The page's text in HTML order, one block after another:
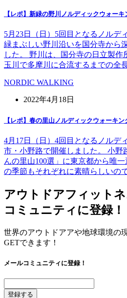
【レポ】新緑の野川ノルディックウォー
5月23日（日）5回目となるノルデ
緑まぶしい野川沿いを国分寺から
した。 野川は、国分寺の日立製作
玉川で多摩川に合流するまでの全
NORDIC WALKING
2022年4月18日
【レポ】春の里山ノルディックウォーキ
4月17日（日）4回目となるノルデ
市・小野路で開催しました。 小野
んの里山100選」に東京都から唯
の季節もそれぞれに素晴らしいの
アウトドアフィット
コミュニティに登録！
世界のアウトドアアや地球環境の
GETできます！
メールコミュニティに登録！